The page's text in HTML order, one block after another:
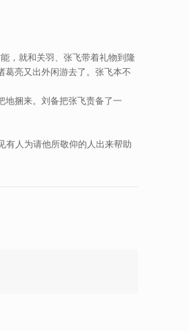
就和关羽、张飞带着礼物到隆
葛亮又出外闲游去了。张飞本不
地捆来。刘备把张飞责备了一
有人为请他所敬仰的人出来帮助